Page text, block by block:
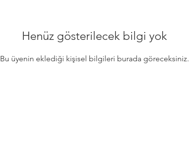
Henüz gösterilecek bilgi yok
Bu üyenin eklediği kişisel bilgileri burada göreceksiniz.